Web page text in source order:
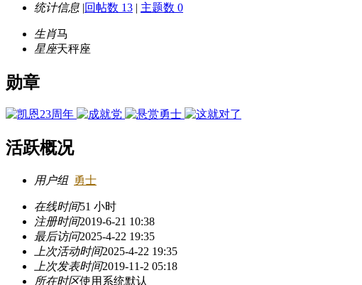
统计信息 |回帖数 13 | 主题数 0
生肖马
星座天秤座
勋章
活跃概况
用户组 勇士
在线时间51 小时
注册时间2019-6-21 10:38
最后访问2025-4-22 19:35
上次活动时间2025-4-22 19:35
上次发表时间2019-11-2 05:18
所在时区使用系统默认